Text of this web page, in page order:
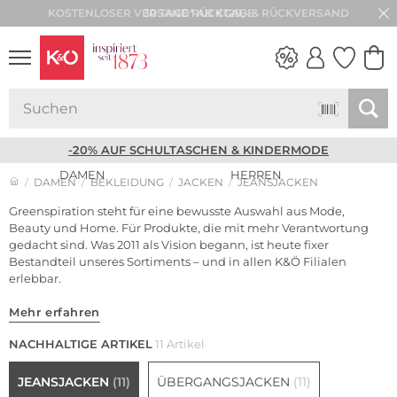
30 TAGE RÜCKGABE
-20% AUF SCHULTASCHEN & KINDERMODE
DAMEN BEKLEIDUNG JACKEN JEANSJACKEN
DAMEN HERREN
Greenspiration steht für eine bewusste Auswahl aus Mode,
Beauty und Home. Für Produkte, die mit mehr Verantwortung
gedacht sind. Was 2011 als Vision begann, ist heute fixer
Bestandteil unseres Sortiments – und in allen K&Ö Filialen
erlebbar.
Mehr erfahren
NACHHALTIGE ARTIKEL11 Artikel
JEANSJACKEN (11) ÜBERGANGSJACKEN (11)